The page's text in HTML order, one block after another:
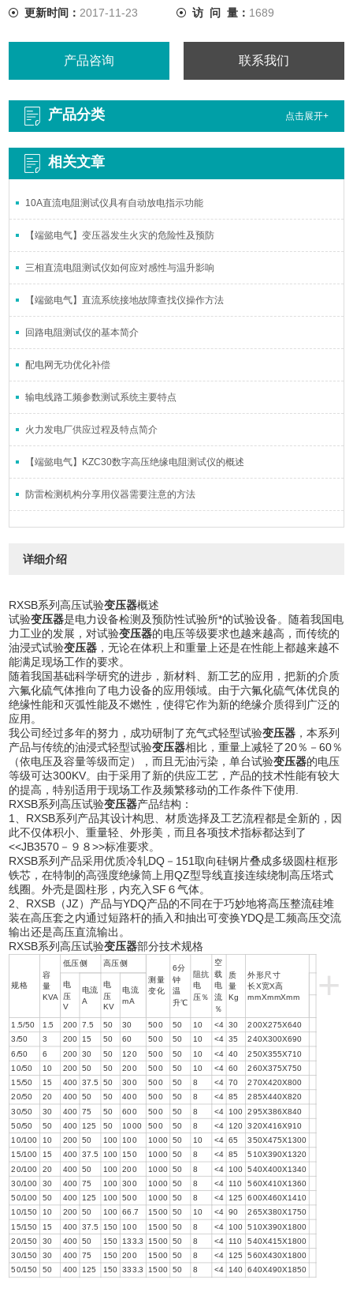
更新时间： 2017-11-23 访 问 量： 1689
产品咨询 联系我们
产品分类 点击展开+
相关文章
10A直流电阻测试仪具有自动放电指示功能
【端懿电气】变压器发生火灾的危险性及预防
三相直流电阻测试仪如何应对感性与温升影响
【端懿电气】直流系统接地故障查找仪操作方法
回路电阻测试仪的基本简介
配电网无功优化补偿
输电线路工频参数测试系统主要特点
火力发电厂供应过程及特点简介
【端懿电气】KZC30数字高压绝缘电阻测试仪的概述
防雷检测机构分享用仪器需要注意的方法
详细介绍
RXSB系列高压试验变压器概述
试验变压器是电力设备检测及预防性试验所*的试验设备。随着我国电
力工业的发展，对试验变压器的电压等级要求也越来越高，而传统的
油浸式试验变压器 ，无论在体积上和重量上还是在性能上都越来越不
能满足现场工作的要求。
随着我国基础科学研究的进步，新材料、新工艺的应用，把新的介质
六氟化硫气体推向了电力设备的应用领域。由于六氟化硫气体优良的
绝缘性能和灭弧性能及不燃性，使得它作为新的绝缘介质得到广泛的
应用。
我公司经过多年的努力，成功研制了充气式轻型试验变压器 ，本系列
产品与传统的油浸式轻型试验变压器相比，重量上减轻了20％－60％
（依电压及容量等级而定），而且无油污染，单台试验变压器的电压
等级可达300KV。由于采用了新的供应工艺，产品的技术性能有较大
的提高，特别适用于现场工作及频繁移动的工作条件下使用.
RXSB系列高压试验变压器产品结构：
1、RXSB系列产品其设计构思、材质选择及工艺流程都是全新的，因
此不仅体积小、重量轻、外形美，而且各项技术指标都达到了
<<JB3570－９８>>标准要求。
RXSB系列产品采用优质冷轧DQ－151取向硅钢片叠成多级圆柱框形
铁芯，在特制的高强度绝缘筒上用QZ型导线直接连续绕制高压塔式
线圈。外壳是圆柱形，内充入SF６气体。
2、RXSB（JZ）产品与YDQ产品的不同在于巧妙地将高压整流硅堆
装在高压套之内通过短路杆的插入和抽出可变换YDQ是工频高压交流
输出还是高压直流输出。
RXSB系列高压试验变压器部分技术规格
+
规格
容
量
KVA
低压侧
高压侧
测量
变化
6分
钟
温
升℃
阻抗
电
压％
空
载
电
流
％
质
量
Kg
外形尺寸
长Х宽Х高
mmХmmХmm
电
压
V
电流
A
电
压
KV
电流
mA
1.5/50 1.5 200 7.5 50 30 500 50 10 <4 30
200Х275Х640
3/50
3 200 15 50 60 500 50 10 <4 35
240Х300Х690
6/50
6 200 30 50 120 500 50 10 <4 40
250Х355Х710
10/50
10 200 50 50 200 500 50 10 <4 60
260Х375Х750
15/50
15 400 37.5 50 300 500 50 8 <4 70 270Х420Х800
20/50 20 400 50 50 400 500 50 8 <4 85
285Х440Х820
30/50
30 400 75 50 600 500 50 8 <4 100 295Х386Х840
50/50
50 400 125 50 1000 500 50 8 <4 120 320Х416Х910
10/100 10 200 50 100 100 1000 50 10 <4 65 350Х475Х1300
15/100 15 400 37.5 100 150 1000 50 8 <4 85
510Х390Х1320
20/100 20 400 50 100 200 1000 50 8 <4 100 540Х400Х1340
30/100 30 400 75 100 300 1000 50 8 <4 110
560Х410Х1360
50/100 50 400 125 100 500 1000 50 8 <4 125
600Х460Х1410
10/150 10 200 50 100 66.7 1500 50 10 <4 90
265Х380Х1750
15/150
15 400 37.5 150 100 1500 50 8 <4 100 510Х390Х1800
20/150 30 400 50 150 133.3 1500 50 8 <4 110
540Х415Х1800
30/150 30 400 75 150 200 1500 50 8 <4 125
560Х430Х1800
50/150 50 400 125 150 333.3 1500 50 8 <4 140 640Х490Х1850